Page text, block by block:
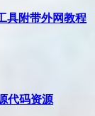
具附带外网教程
代码资源